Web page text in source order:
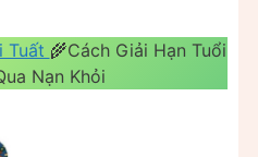
Tuất 🌾Cách Giải Hạn Tuổi
Nạn Khỏi